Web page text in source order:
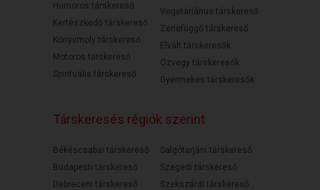
Humoros társkereső
Kertészkedő társkereső
Könyvmoly társkereső
Motoros társkereső
Spirituális társkereső
Vegetáriánus társkereső
Zenefüggő társkereső
Elvált társkeresők
Özvegy társkeresők
Gyermekes társkeresők
Társkeresés régiók szerint
Békéscsabai társkereső
Budapesti társkereső
Debreceni társkereső
Salgótarjáni társkereső
Szegedi társkereső
Szekszárdi társkereső